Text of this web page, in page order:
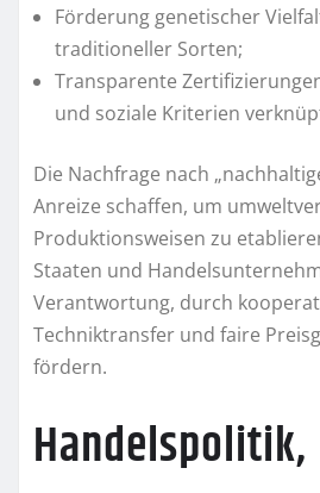
Förderung genetischer
traditioneller Sorten;
Transparente
und soziale Kriterien
Die Nachfrage nach
Anreize schaffen, um
Produktionsweisen zu
Staaten und
Verantwortung, durch
Techniktransfer und faire
fördern.
Handelspolitik,